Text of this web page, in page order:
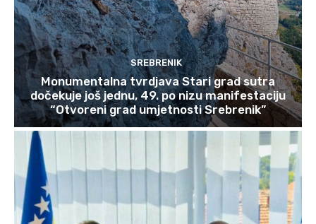
SREBRENIK
Monumentalna tvrdjava Stari grad sutra
dočekuje još jednu, 49. po nizu manifestaciju
“Otvoreni grad umjetnosti Srebrenik”